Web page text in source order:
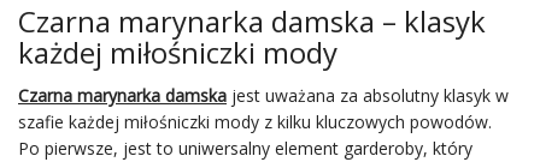
Czarna marynarka damska – klasyk
każdej miłośniczki mody
Czarna marynarka damska jest uważana za absolutny klasyk w
szafie każdej miłośniczki mody z kilku kluczowych powodów.
Po pierwsze, jest to uniwersalny element garderoby, który